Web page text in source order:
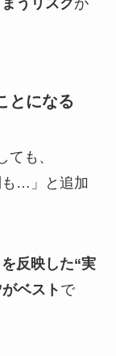
うリスクが
とになる
も、
も…」と追加
反映した“実
ベスト で